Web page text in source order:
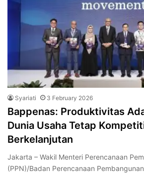
Syariati 3 February 2026
‎Bappenas: Produktivitas
Dunia Usaha Tetap
Berkelanjutan
Jakarta – Wakil Menteri Perencanaan
(PPN)/Badan Perencanaan